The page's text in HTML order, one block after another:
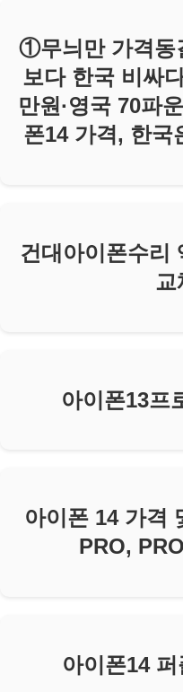
①무늬만 가격동
보다 한국 비싸
만원·영국 70파
폰14 가격, 한
건대아이폰수리
교
아이폰13프
아이폰 14 가격
PRO,
아이폰14